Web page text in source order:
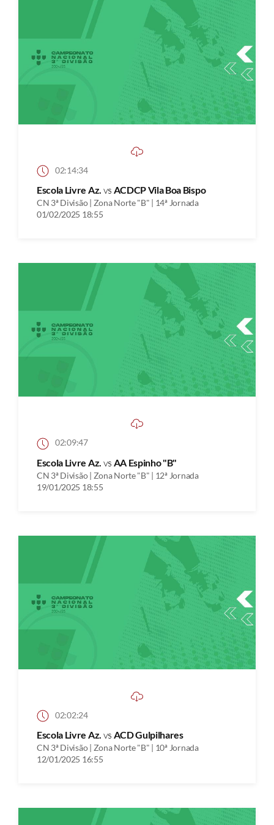
02:14:34
Escola Livre Az. vs ACDCP Vila Boa Bispo
CN 3ª Divisão | Zona Norte "B" | 14ª Jornada
01/02/2025 18:55
02:09:47
Escola Livre Az. vs AA Espinho "B"
CN 3ª Divisão | Zona Norte "B" | 12ª Jornada
19/01/2025 18:55
02:02:24
Escola Livre Az. vs ACD Gulpilhares
CN 3ª Divisão | Zona Norte "B" | 10ª Jornada
12/01/2025 16:55